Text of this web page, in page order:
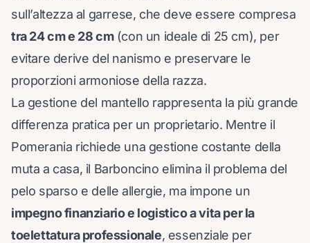
sull’altezza al garrese, che deve essere compresa
tra 24 cm e 28 cm(con un ideale di 25 cm), per
evitare derive del nanismo e preservare le
proporzioni armoniose della razza.
La gestione del mantello rappresenta la più grande
differenza pratica per un proprietario. Mentre il
Pomerania richiede una gestione costante della
muta a casa, il Barboncino elimina il problema del
pelo sparso e delle allergie, ma impone un
impegno finanziario e logistico a vita per la
toelettatura professionale, essenziale per